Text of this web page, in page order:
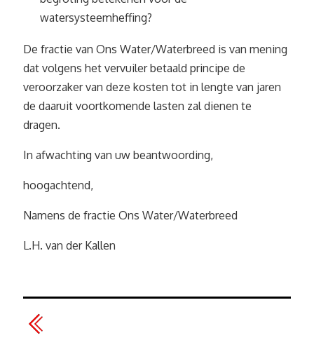
watersysteemheffing?
De fractie van Ons Water/Waterbreed is van mening
dat volgens het vervuiler betaald principe de
veroorzaker van deze kosten tot in lengte van jaren
de daaruit voortkomende lasten zal dienen te
dragen.
In afwachting van uw beantwoording,
hoogachtend,
Namens de fractie Ons Water/Waterbreed
L.H. van der Kallen